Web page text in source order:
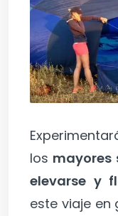
los mayores
elevarse y
este viaje en